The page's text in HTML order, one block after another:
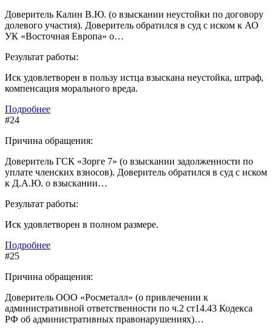
Доверитель Калин В.Ю. (о взыскании неустойки по договору
долевого участия). Доверитель обратился в суд с иском к АО
УК «Восточная Европа» о…
Результат работы:
Иск удовлетворен в пользу истца взыскана неустойка, штраф,
компенсация морального вреда.
Подробнее
#24
Причина обращения:
Доверитель ГСК «Зорге 7» (о взыскании задолженности по
уплате членских взносов). Доверитель обратился в суд с иском
к Д.А.Ю. о взыскании…
Результат работы:
Иск удовлетворен в полном размере.
Подробнее
#25
Причина обращения:
Доверитель ООО «Росметалл» (о привлечении к
административной ответственности по ч.2 ст14.43 Кодекса
РФ об административных правонарушениях)…